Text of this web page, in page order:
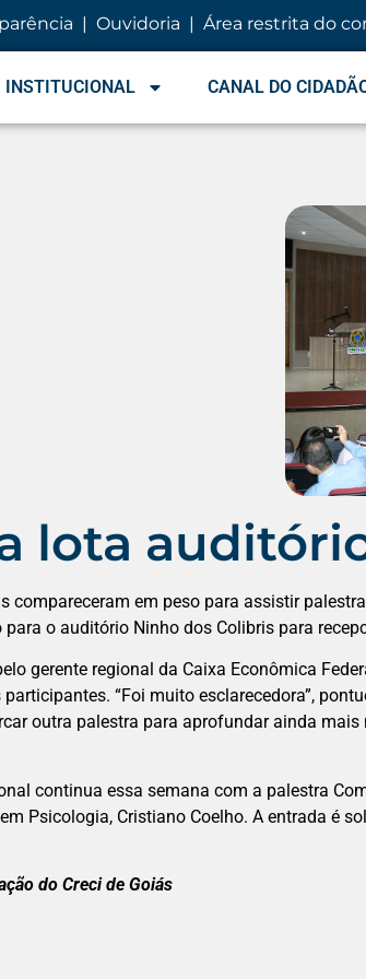
| Ouvidoria | Área restrita do
INSTITUCIONAL CANAL DO
lota
compareceram em peso para assistir
o auditório Ninho dos Colibris para
gerente regional da Caixa Econômica
“Foi muito esclarecedora”,
outra palestra para aprofundar ainda
continua essa semana com a palestra
Psicologia, Cristiano Coelho. A entrada é
do Creci de Goiás